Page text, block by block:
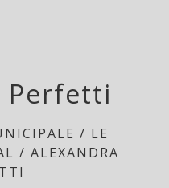
Perfetti
/ LE
/ ALEXANDRA